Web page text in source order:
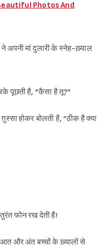
Photos And
अपनी मां दुलारी के स्नेह-ख़्याल
पूछती है, “कैसा है तू?”
होकर बोलती है, “ठीक है क्या
फोन रख देती है!
और अंत बच्चों के ख़्यालों से